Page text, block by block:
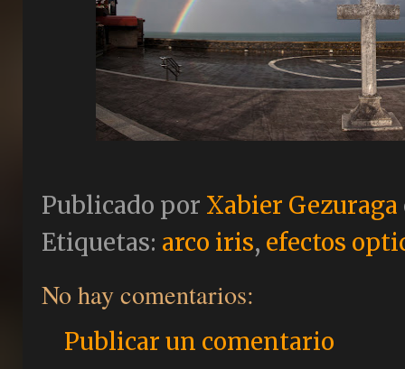
Publicado por Xabier Gezuraga
Etiquetas: arco iris, efectos
No hay comentarios:
Publicar un comentario